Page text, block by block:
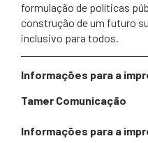
formulação de políticas
construção de um futuro
inclusivo para todos.
Informações para a
Tamer Comunicação
Informações para a